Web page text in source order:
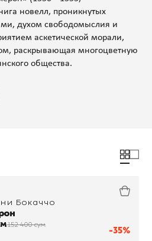
новелл, проникнутых
духом свободомыслия и
аскетической морали,
раскрывающая многоцветную
общества.
-35%
Бокаччо
152 400 сум